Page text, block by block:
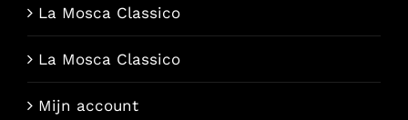
La Mosca Classico
La Mosca Classico
Mijn account